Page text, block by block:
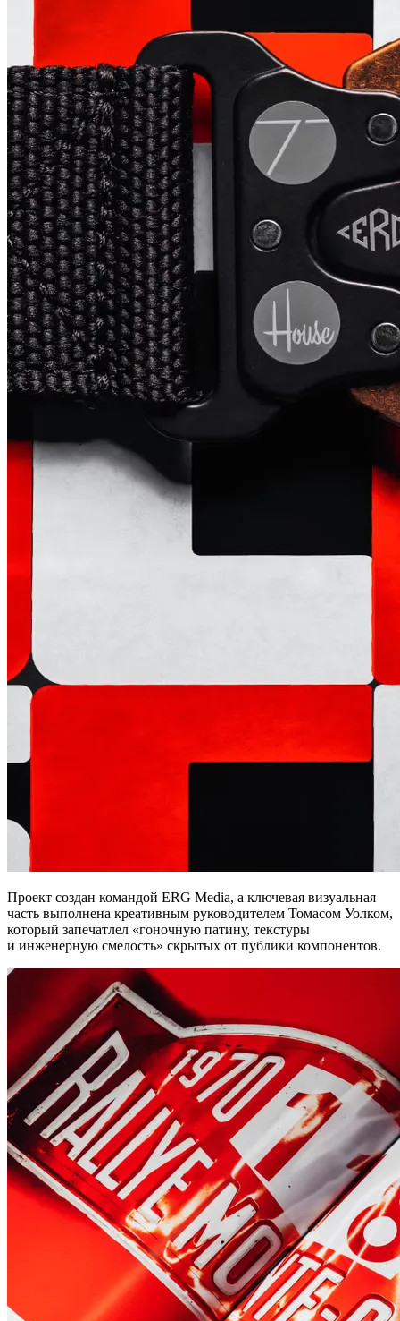
Проект создан командой ERG Media, а ключевая визуальная
часть выполнена креативным руководителем Томасом Уолком,
который запечатлел «гоночную патину, текстуры
и инженерную смелость» скрытых от публики компонентов.